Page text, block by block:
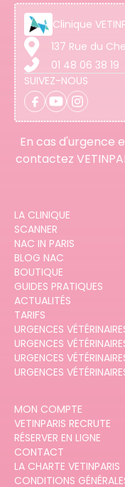
Clinique
137 Rue du
01 48 06 38 19
SUIVEZ-NOUS
En cas d'urgence
contactez
LA CLINIQUE
SCANNER
NAC IN PARIS
BLOG NAC
BOUTIQUE
GUIDES PRATIQUES
ACTUALITÉS
TARIFS
URGENCES
URGENCES
URGENCES
URGENCES
MON COMPTE
VETINPARIS RECRUTE
RÉSERVER EN LIGNE
CONTACT
LA CHARTE VETINPARIS
CONDITIONS